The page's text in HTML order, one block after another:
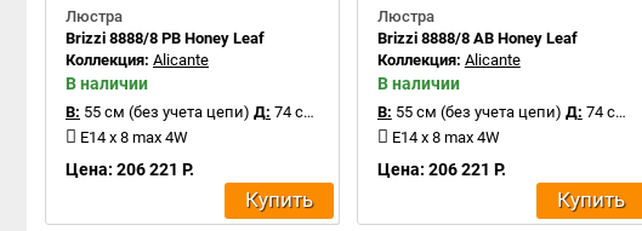
Люстра
Brizzi 8888/8 PB Honey Leaf
Коллекция: Alicante
В наличии
В: 55 см (без учета цепи) Д: 74 см
E14 x 8 max 4W
Цена: 206 221 Р.
Купить
Люстра
Brizzi 8888/8 AB Honey Leaf
Коллекция: Alicante
В наличии
В: 55 см (без учета цепи) Д: 74 см
E14 x 8 max 4W
Цена: 206 221 Р.
Купить